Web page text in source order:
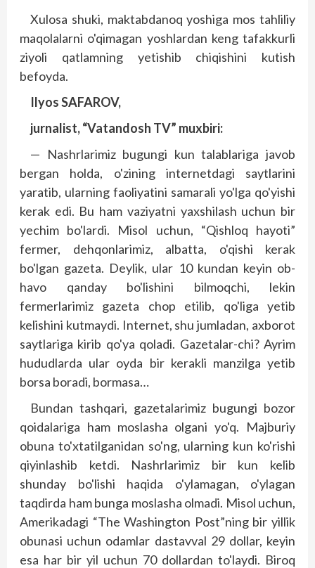
Xulosa shuki, maktabdanoq yoshiga mos tahliliy
maqolalarni o'qimagan yoshlardan keng tafakkurli
ziyoli qatlamning yetishib chiqishini kutish
befoyda.
Ilyos SAFAROV,
jurnalist, “Vatandosh TV” muxbiri:
— Nashrlarimiz bugungi kun talablariga javob
bergan holda, o'zining internetdagi saytlarini
yaratib, ularning faoliyatini samarali yo'lga qo'yishi
kerak edi. Bu ham vaziyatni yaxshilash uchun bir
yechim bo'lardi. Misol uchun, “Qishloq hayoti”
fermer, dehqonlarimiz, albatta, o'qishi kerak
bo'lgan gazeta. Deylik, ular 10 kundan keyin ob-
havo qanday bo'lishini bilmoqchi, lekin
fermerlarimiz gazeta chop etilib, qo'liga yetib
kelishini kutmaydi. Internet, shu jumladan, axborot
saytlariga kirib qo'ya qoladi. Gazetalar-chi? Ayrim
hududlarda ular oyda bir kerakli manzilga yetib
borsa boradi, bormasa…
Bundan tashqari, gazetalarimiz bugungi bozor
qoidalariga ham moslasha olgani yo'q. Majburiy
obuna to'xtatilganidan so'ng, ularning kun ko'rishi
qiyinlashib ketdi. Nashrlarimiz bir kun kelib
shunday bo'lishi haqida o'ylamagan, o'ylagan
taqdirda ham bunga moslasha olmadi. Misol uchun,
Amerikadagi “The Washington Post”ning bir yillik
obunasi uchun odamlar dastavval 29 dollar, keyin
esa har bir yil uchun 70 dollardan to'laydi. Biroq